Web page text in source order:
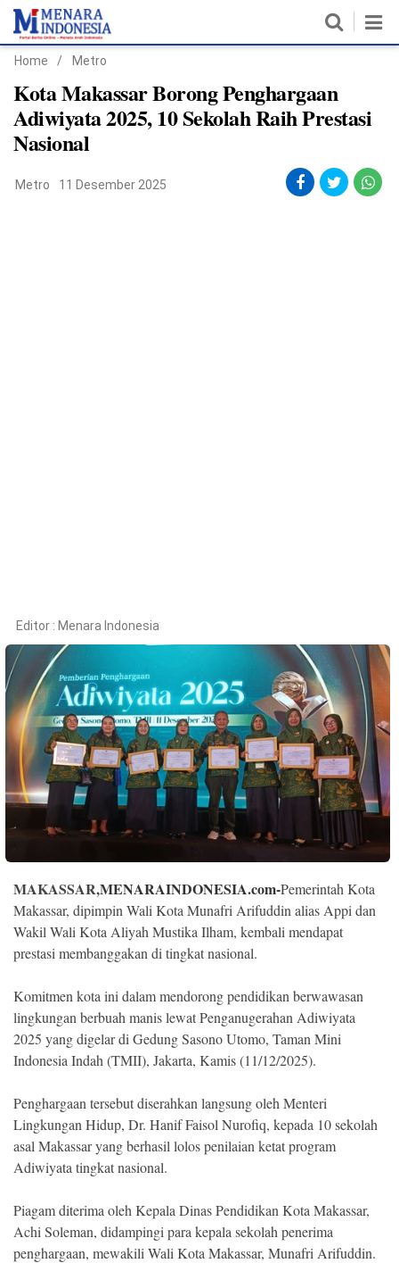
Home
Nasional
©
Copyright
2026
Menara
Indonesia
Home / Metro
Kota Makassar Borong Penghargaan
Adiwiyata 2025, 10 Sekolah Raih Prestasi
Nasional
Metro 11 Desember 2025
Editor : Menara Indonesia
MAKASSAR,MENARAINDONESIA.com-Pemerintah Kota
Makassar, dipimpin Wali Kota Munafri Arifuddin alias Appi dan
Wakil Wali Kota Aliyah Mustika Ilham, kembali mendapat
prestasi membanggakan di tingkat nasional.
Komitmen kota ini dalam mendorong pendidikan berwawasan
lingkungan berbuah manis lewat Penganugerahan Adiwiyata
2025 yang digelar di Gedung Sasono Utomo, Taman Mini
Indonesia Indah (TMII), Jakarta, Kamis (11/12/2025).
Penghargaan tersebut diserahkan langsung oleh Menteri
Lingkungan Hidup, Dr. Hanif Faisol Nurofiq, kepada 10 sekolah
asal Makassar yang berhasil lolos penilaian ketat program
Adiwiyata tingkat nasional.
Piagam diterima oleh Kepala Dinas Pendidikan Kota Makassar,
Achi Soleman, didampingi para kepala sekolah penerima
penghargaan, mewakili Wali Kota Makassar, Munafri Arifuddin.